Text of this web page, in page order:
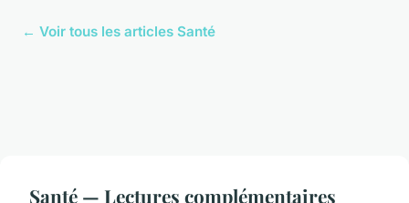
← Voir tous les articles Santé
Santé — Lectures complémentaires